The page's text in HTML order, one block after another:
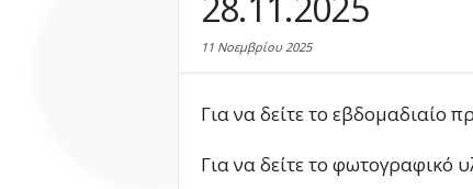
11 Νοεμβρίου 2025
Για να δείτε το εβδομαδιαίο
Για να δείτε το φωτογραφικό